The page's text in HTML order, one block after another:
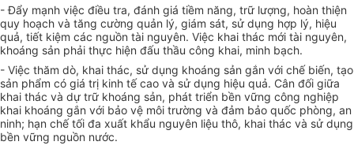
- Đẩy mạnh việc điều tra, đánh giá tiềm năng, trữ lượng, hoàn thiện
quy hoạch và tăng cường quản lý, giám sát, sử dụng hợp lý, hiệu
quả, tiết kiệm các nguồn tài nguyên. Việc khai thác mới tài nguyên,
khoáng sản phải thực hiện đấu thầu công khai, minh bạch.
- Việc thăm dò, khai thác, sử dụng khoáng sản gắn với chế biến, tạo
sản phẩm có giá trị kinh tế cao và sử dụng hiệu quả. Cân đối giữa
khai thác và dự trữ khoáng sản, phát triển bền vững công nghiệp
khai khoáng gắn với bảo vệ môi trường và đảm bảo quốc phòng, an
ninh; hạn chế tối đa xuất khẩu nguyên liệu thô, khai thác và sử dụng
bền vững nguồn nước.